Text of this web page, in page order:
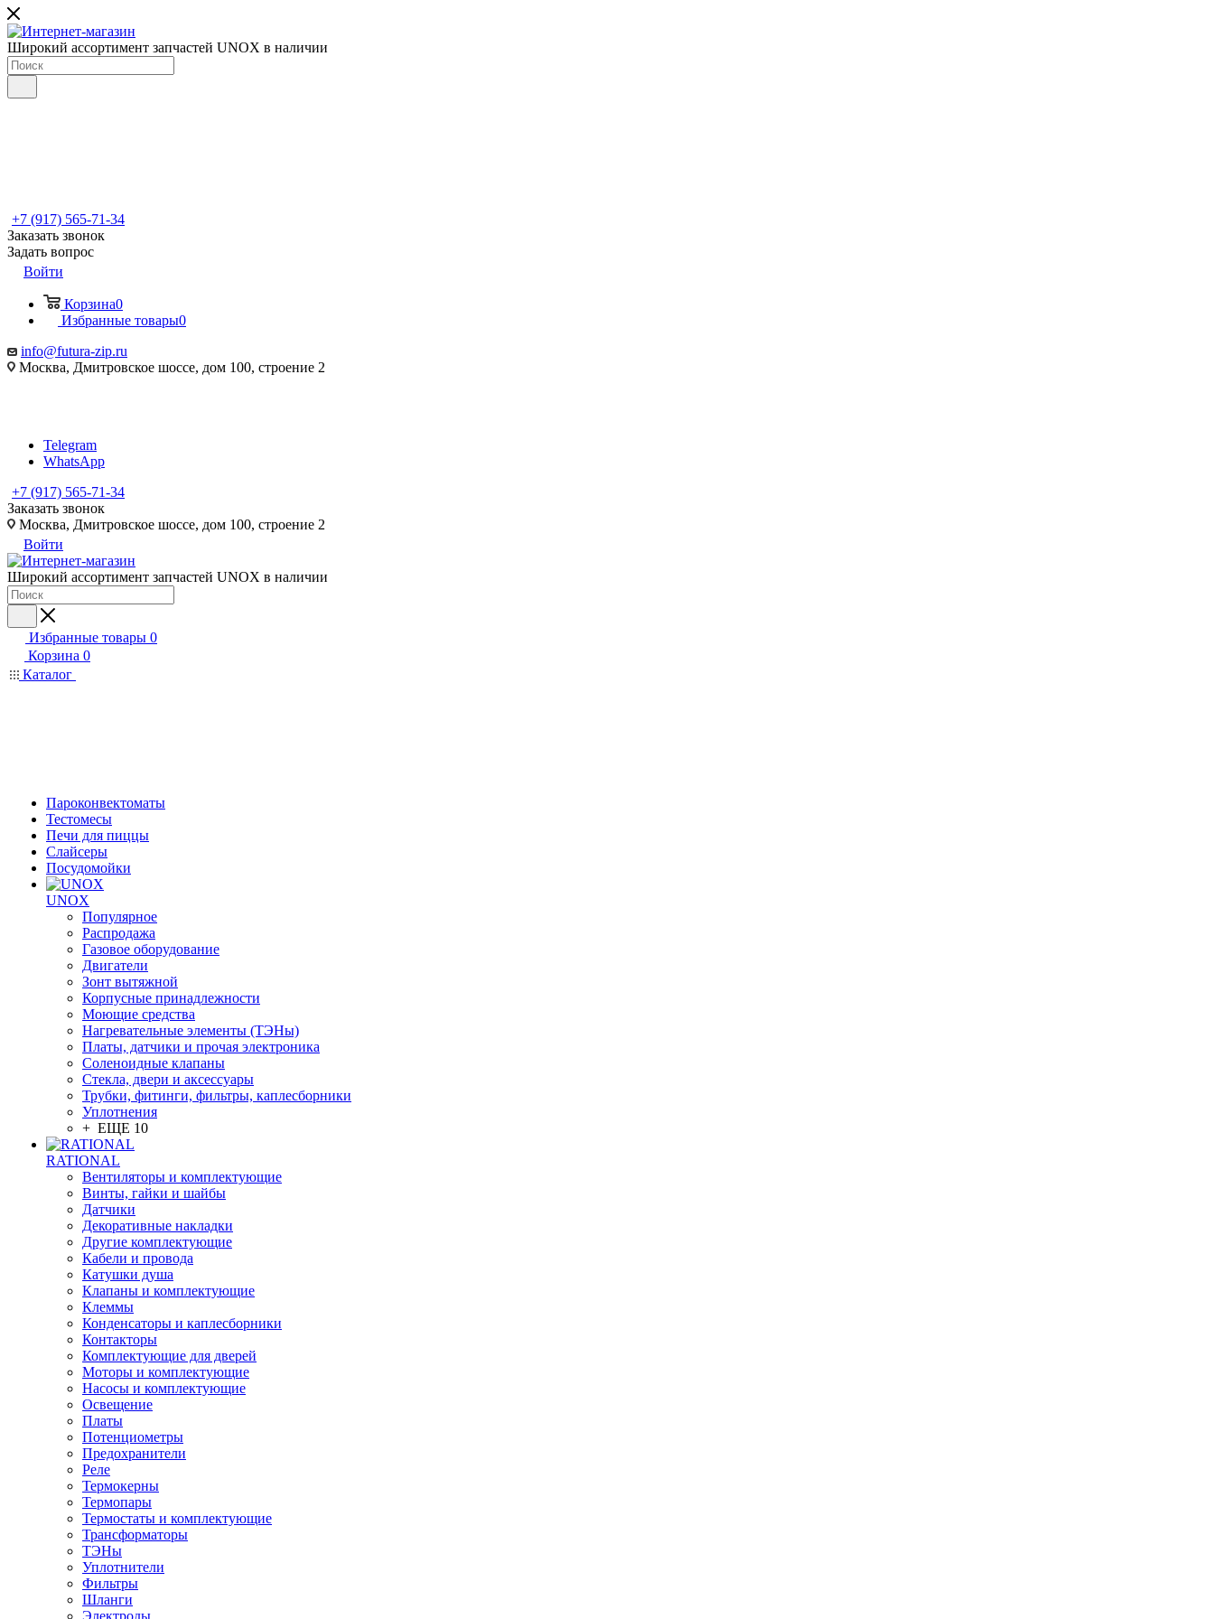
Широкий ассортимент запчастей UNOX в наличии
+7 (917) 565-71-34
Заказать звонок
Задать вопрос
Войти
Корзина0
Избранные товары0
info@futura-zip.ru
Москва, Дмитровское шоссе, дом 100, строение 2
Telegram
WhatsApp
+7 (917) 565-71-34
Заказать звонок
Москва, Дмитровское шоссе, дом 100, строение 2
Войти
Широкий ассортимент запчастей UNOX в наличии
Избранные товары 0
Корзина 0
Каталог
Пароконвектоматы
Тестомесы
Печи для пиццы
Слайсеры
Посудомойки
UNOX
Популярное
Распродажа
Газовое оборудование
Двигатели
Зонт вытяжной
Корпусные принадлежности
Моющие средства
Нагревательные элементы (ТЭНы)
Платы, датчики и прочая электроника
Соленоидные клапаны
Стекла, двери и аксессуары
Трубки, фитинги, фильтры, каплесборники
Уплотнения
+ ЕЩЕ 10
RATIONAL
Вентиляторы и комплектующие
Винты, гайки и шайбы
Датчики
Декоративные накладки
Другие комплектующие
Кабели и провода
Катушки душа
Клапаны и комплектующие
Клеммы
Конденсаторы и каплесборники
Контакторы
Комплектующие для дверей
Моторы и комплектующие
Насосы и комплектующие
Освещение
Платы
Потенциометры
Предохранители
Реле
Термокерны
Термопары
Термостаты и комплектующие
Трансформаторы
ТЭНы
Уплотнители
Фильтры
Шланги
Электроды